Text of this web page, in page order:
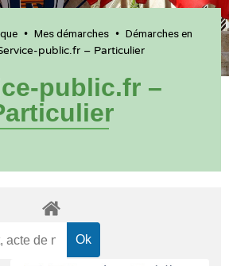
• Mes démarches • Démarches en
public.fr – Particulier
public.fr –